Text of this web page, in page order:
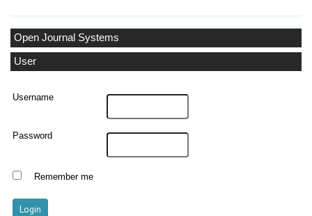
Open Journal Systems
User
Username
Password
Remember me